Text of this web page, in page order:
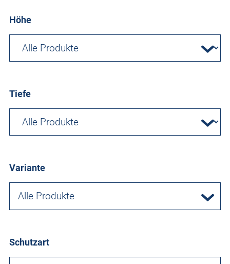
Höhe
Tiefe
Variante
Alle Produkte
Schutzart